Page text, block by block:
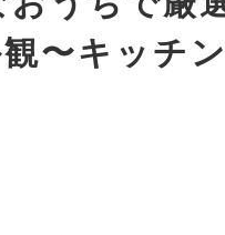
〜キッチン